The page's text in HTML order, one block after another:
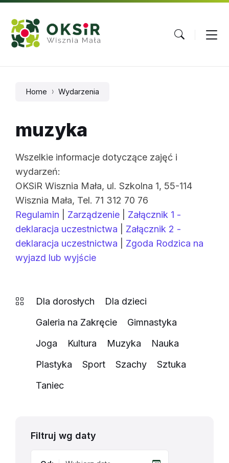
Skip
content
Skip
main
navigation
Skip
footer
Home Wydarzenia
muzyka
Wszelkie informacje dotyczące zajęć i
wydarzeń:
OKSiR Wisznia Mała, ul. Szkolna 1, 55-114
Wisznia Mała, Tel. 71 312 70 76
Regulamin
Zarządzenie
Załącznik 1 -
deklaracja uczestnictwa
Załącznik 2 -
deklaracja uczestnictwa
Zgoda Rodzica na
wyjazd lub wyjście
Dla dorosłych
Dla dzieci
Galeria na Zakręcie
Gimnastyka
Joga
Kultura Muzyka
Nauka
Plastyka
Sport Szachy
Sztuka
Taniec
Filtruj wg daty